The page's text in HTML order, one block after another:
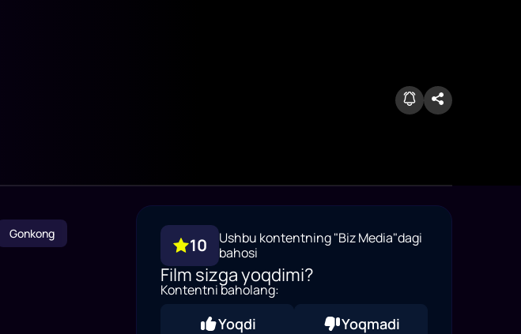
Gonkong
10
Ushbu kontentning "Biz Media"dagi
bahosi
Film sizga yoqdimi?
Kontentni baholang:
Yoqdi Yoqmadi